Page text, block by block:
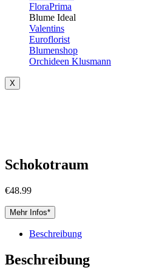
FloraPrima
Blume Ideal
Valentins
Euroflorist
Blumenshop
Orchideen Klusmann
X
Schokotraum
€48.99
Mehr Infos*
Beschreibung
Beschreibung